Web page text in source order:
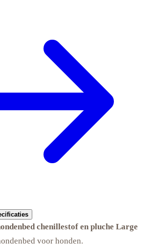
chenillestof en pluche Large
voor honden.